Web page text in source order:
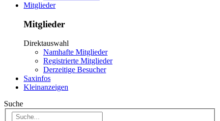
Mitglieder
Mitglieder
Direktauswahl
Namhafte Mitglieder
Registrierte Mitglieder
Derzeitige Besucher
Saxinfos
Kleinanzeigen
Suche